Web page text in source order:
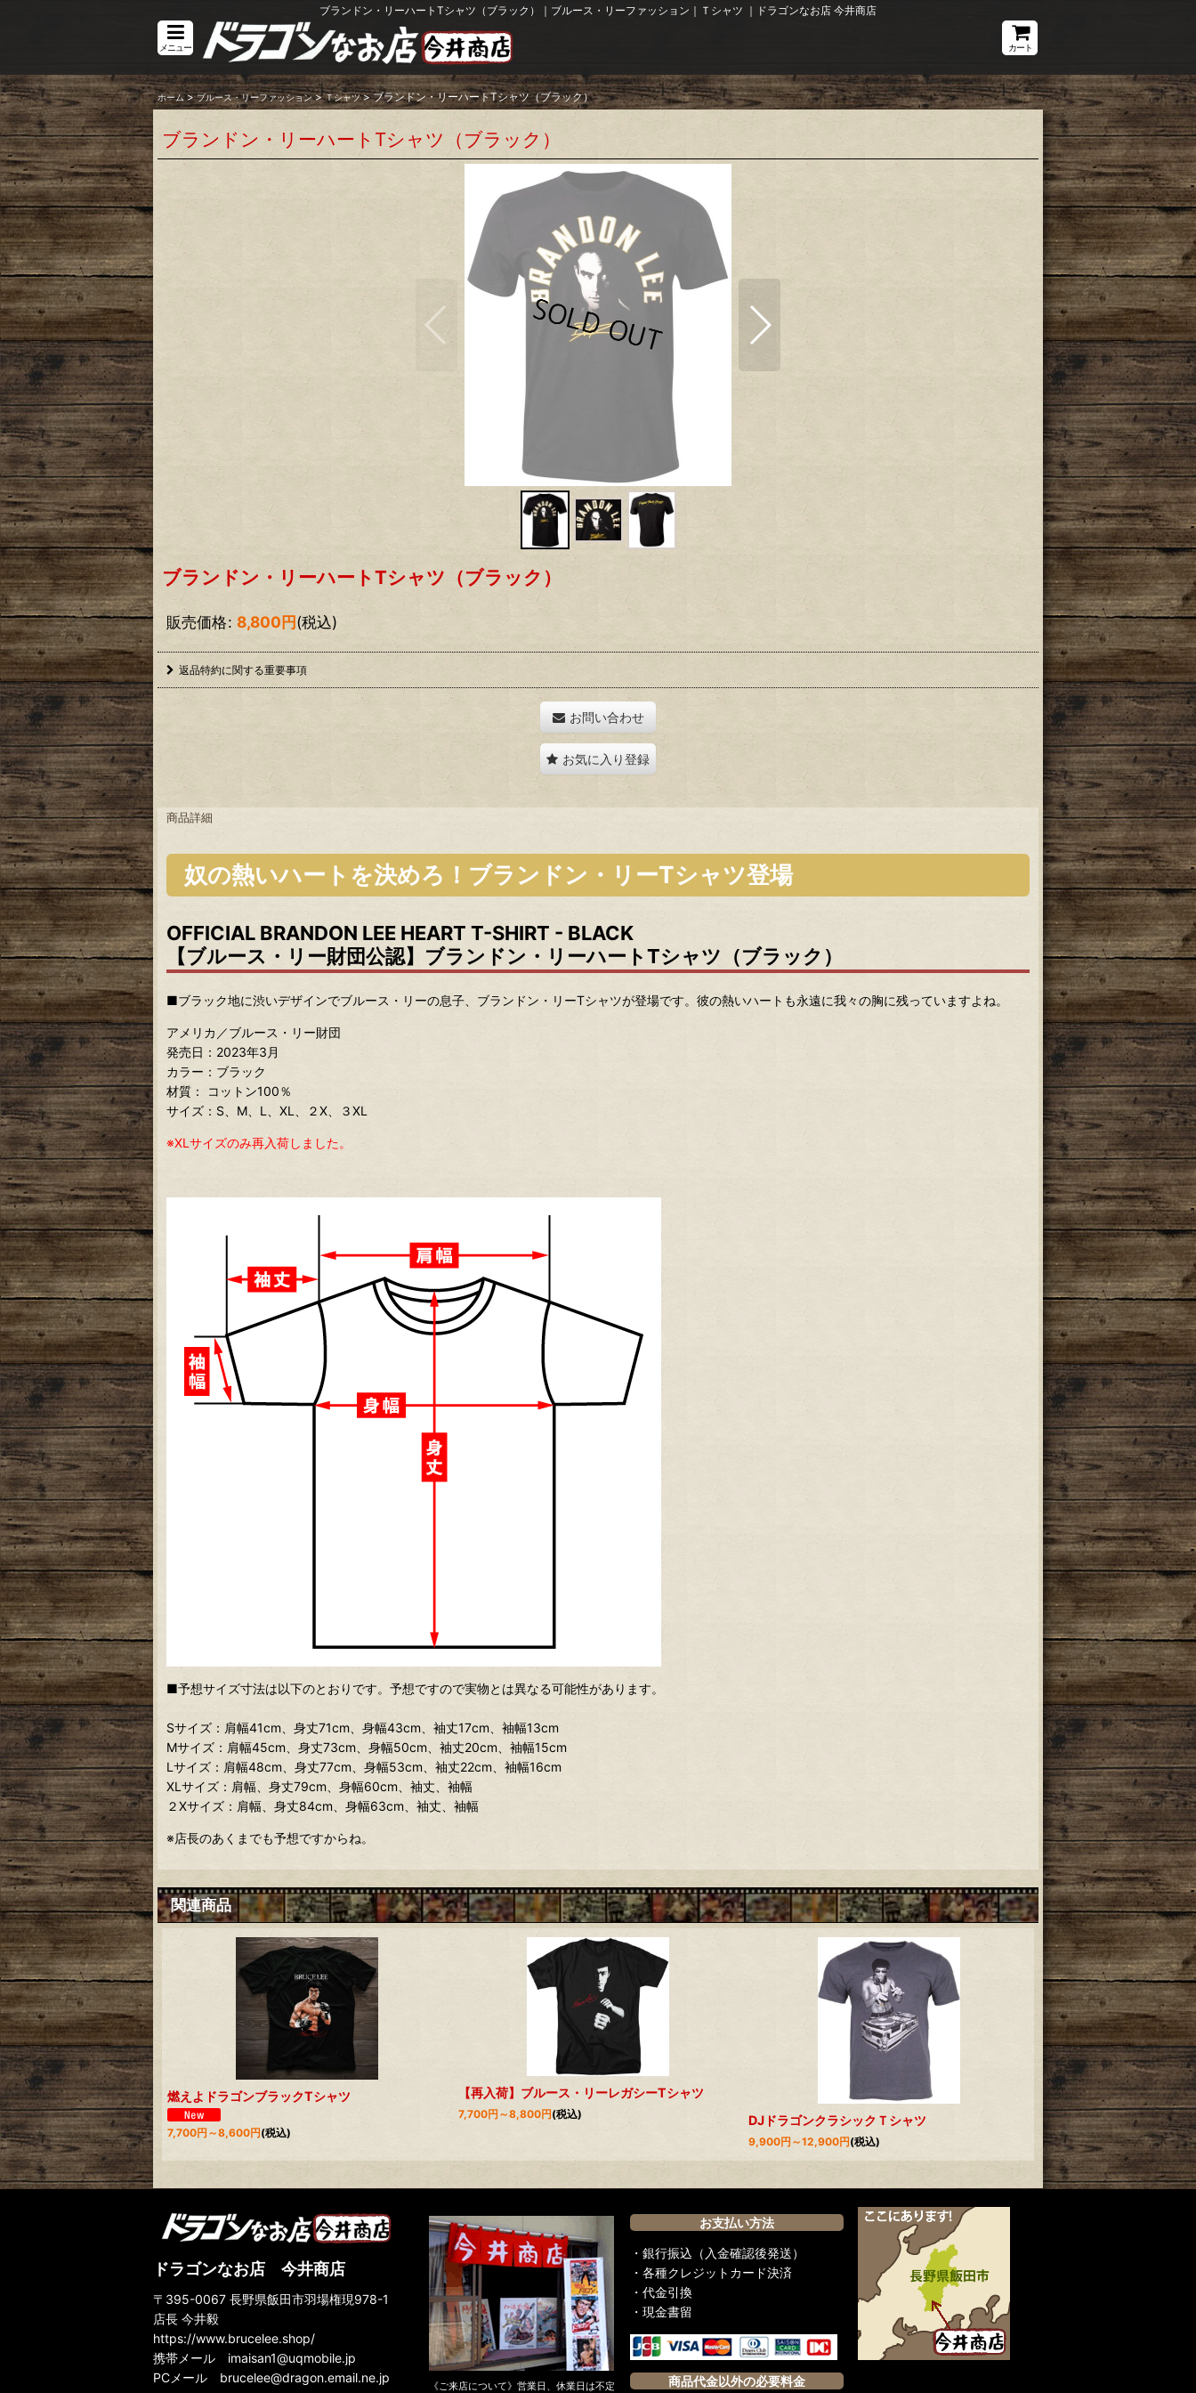
ブランドン・リーハートTシャツ（ブラック）｜ブルース・リーファッション｜Ｔシャツ ｜ドラゴンなお店 今井商店
メニュー カート
ホーム > ブルース・リーファッション > Ｔシャツ > ブランドン・リーハートTシャツ（ブラック）
ブランドン・リーハートTシャツ（ブラック）
ブランドン・リーハートTシャツ（ブラック）
販売価格: 8,800円(税込)
返品特約に関する重要事項
お問い合わせ
お気に入り登録
商品詳細
奴の熱いハートを決めろ！ブランドン・リーTシャツ登場
OFFICIAL BRANDON LEE HEART T-SHIRT - BLACK
【ブルース・リー財団公認】ブランドン・リーハートTシャツ（ブラック）
■ブラック地に渋いデザインでブルース・リーの息子、ブランドン・リーTシャツが登場です。彼の熱いハートも永遠に我々の胸に残っていますよね。
アメリカ／ブルース・リー財団
発売日：2023年3月
カラー：ブラック
材質： コットン100％
サイズ：S、M、L、XL、２X、３XL
※XLサイズのみ再入荷しました。
■予想サイズ寸法は以下のとおりです。予想ですので実物とは異なる可能性があります。
Sサイズ：肩幅41cm、身丈71cm、身幅43cm、袖丈17cm、袖幅13cm
Mサイズ：肩幅45cm、身丈73cm、身幅50cm、袖丈20cm、袖幅15cm
Lサイズ：肩幅48cm、身丈77cm、身幅53cm、袖丈22cm、袖幅16cm
XLサイズ：肩幅、身丈79cm、身幅60cm、袖丈、袖幅
２Xサイズ：肩幅、身丈84cm、身幅63cm、袖丈、袖幅
※店長のあくまでも予想ですからね。
関連商品
燃えよドラゴンブラックTシャツ
7,700円 ～8,600円(税込)
【再入荷】ブルース・リーレガシーTシャツ
7,700円 ～8,800円(税込) DJドラゴンクラシックＴシャツ
9,900円 ～12,900円(税込)
ドラゴンなお店 今井商店
〒395-0067 長野県飯田市羽場権現978-1
店長 今井毅
https://www.brucelee.shop/
携帯メール imaisan1@uqmobile.jp
PCメール brucelee@dragon.email.ne.jp
《ご来店について》営業日、休業日は不定
お支払い方法
・銀行振込（入金確認後発送）
・各種クレジットカード決済
・代金引換
・現金書留
商品代金以外の必要料金